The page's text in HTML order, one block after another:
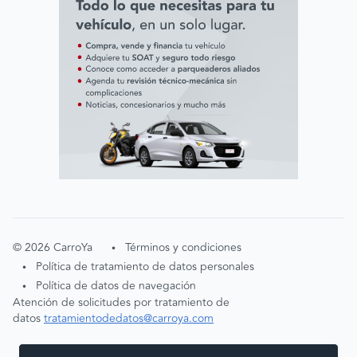
©2026 CarroYa • Términos y condiciones
• Política de tratamiento de datos personales
•
Política de datos de navegación
Atención de solicitudes por tratamiento de
datostratamientodedatos@carroya.com